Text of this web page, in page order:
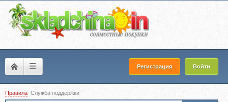
☰ Регистрация Войти
Правила Служба поддержки